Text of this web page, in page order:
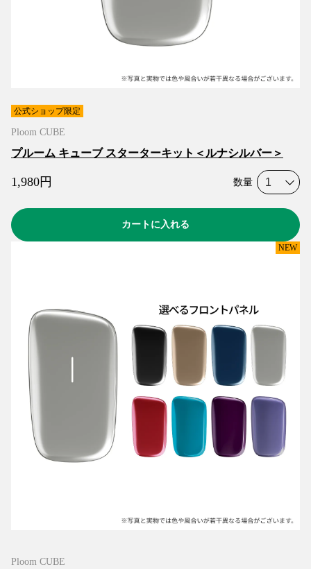
公式ショップ限定
Ploom CUBE
プルーム キューブ スターターキット＜ルナシルバー＞
1,980円 数量
カートに入れる
NEW
Ploom CUBE